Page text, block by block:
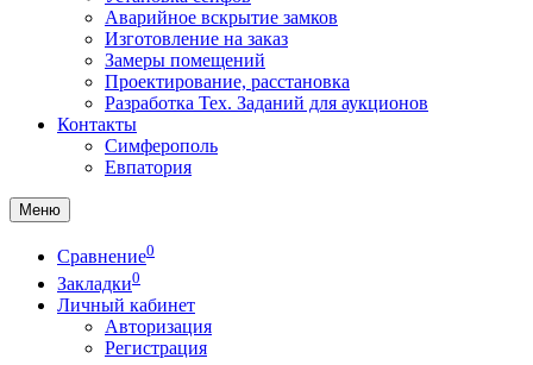
Аварийное вскрытие замков
Изготовление на заказ
Замеры помещений
Проектирование, расстановка
Разработка Тех. Заданий для аукционов
Контакты
Симферополь
Евпатория
Меню
Сравнение0
Закладки0
Личный кабинет
Авторизация
Регистрация